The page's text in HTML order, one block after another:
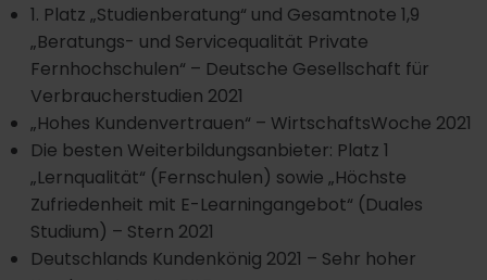
1. Platz „Studienberatung“ und Gesamtnote 1,9
„Beratungs- und Servicequalität Private
Fernhochschulen“ – Deutsche Gesellschaft für
Verbraucherstudien 2021
„Hohes Kundenvertrauen“ – WirtschaftsWoche 2021
Die besten Weiterbildungsanbieter: Platz 1
„Lernqualität“ (Fernschulen) sowie „Höchste
Zufriedenheit mit E-Learningangebot“ (Duales
Studium) – Stern 2021
Deutschlands Kundenkönig 2021 – Sehr hoher